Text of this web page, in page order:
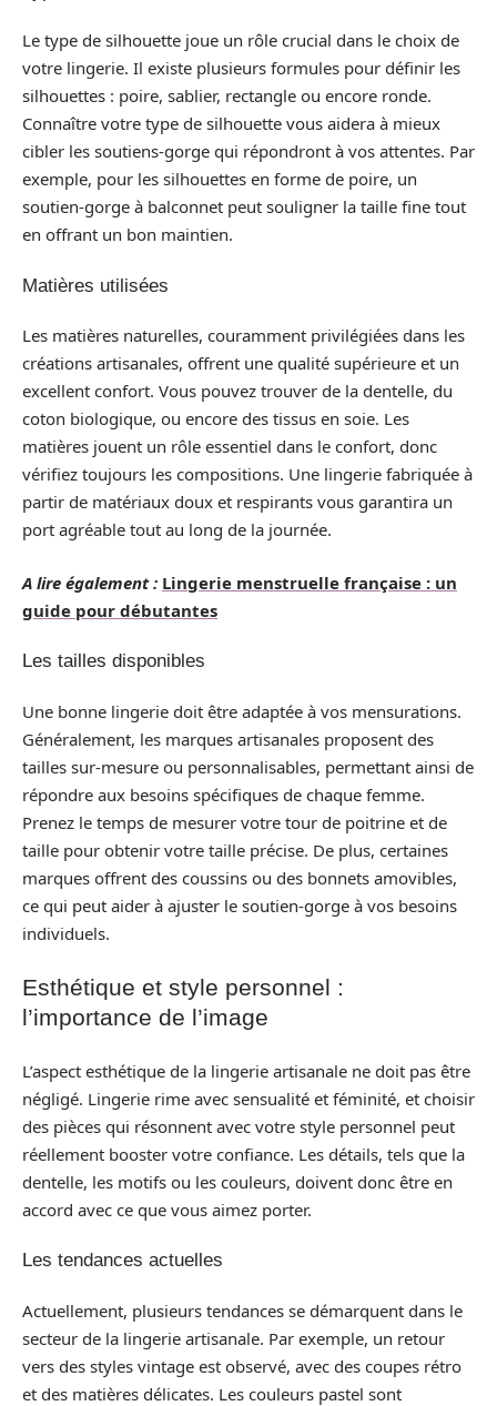
Le type de silhouette joue un rôle crucial dans le choix de
votre lingerie. Il existe plusieurs formules pour définir les
silhouettes : poire, sablier, rectangle ou encore ronde.
Connaître votre type de silhouette vous aidera à mieux
cibler les soutiens-gorge qui répondront à vos attentes. Par
exemple, pour les silhouettes en forme de poire, un
soutien-gorge à balconnet peut souligner la taille fine tout
en offrant un bon maintien.
Matières utilisées
Les matières naturelles, couramment privilégiées dans les
créations artisanales, offrent une qualité supérieure et un
excellent confort. Vous pouvez trouver de la dentelle, du
coton biologique, ou encore des tissus en soie. Les
matières jouent un rôle essentiel dans le confort, donc
vérifiez toujours les compositions. Une lingerie fabriquée à
partir de matériaux doux et respirants vous garantira un
port agréable tout au long de la journée.
A lire également : Lingerie menstruelle française : un
guide pour débutantes
Les tailles disponibles
Une bonne lingerie doit être adaptée à vos mensurations.
Généralement, les marques artisanales proposent des
tailles sur-mesure ou personnalisables, permettant ainsi de
répondre aux besoins spécifiques de chaque femme.
Prenez le temps de mesurer votre tour de poitrine et de
taille pour obtenir votre taille précise. De plus, certaines
marques offrent des coussins ou des bonnets amovibles,
ce qui peut aider à ajuster le soutien-gorge à vos besoins
individuels.
Esthétique et style personnel :
l’importance de l’image
L’aspect esthétique de la lingerie artisanale ne doit pas être
négligé. Lingerie rime avec sensualité et féminité, et choisir
des pièces qui résonnent avec votre style personnel peut
réellement booster votre confiance. Les détails, tels que la
dentelle, les motifs ou les couleurs, doivent donc être en
accord avec ce que vous aimez porter.
Les tendances actuelles
Actuellement, plusieurs tendances se démarquent dans le
secteur de la lingerie artisanale. Par exemple, un retour
vers des styles vintage est observé, avec des coupes rétro
et des matières délicates. Les couleurs pastel sont